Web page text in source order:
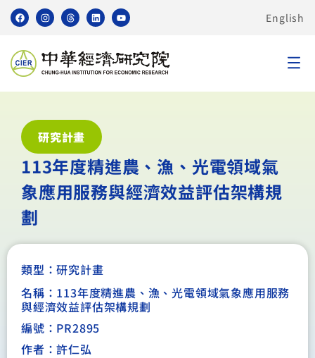
English
研究計畫
113年度精進農、漁、光電領域氣
象應用服務與經濟效益評估架構規
劃
類型：研究計畫
名稱：113年度精進農、漁、光電領域氣象應用服務
與經濟效益評估架構規劃
編號：PR2895
作者：許仁弘